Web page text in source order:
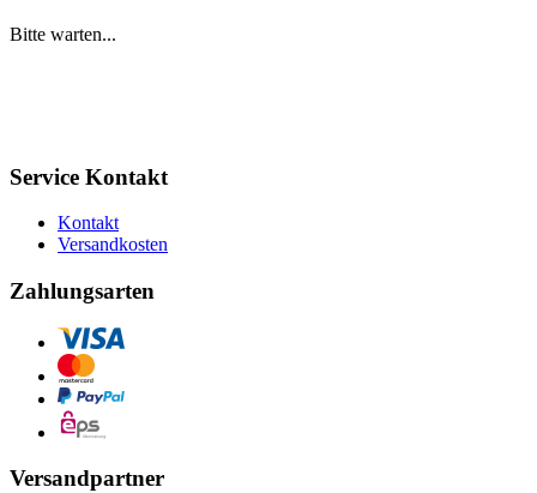
Bitte warten...
Service Kontakt
Kontakt
Versandkosten
Zahlungsarten
Versandpartner